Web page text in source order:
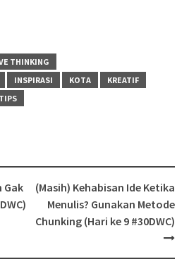
THINKING
INSPIRASI KOTA
KREATIF
TIPS
Gak
(Masih) Kehabisan Ide Ketika
Menulis? Gunakan Metode
Chunking (Hari ke 9 #30DWC)